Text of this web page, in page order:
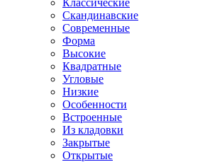
Классические
Скандинавские
Современные
Форма
Высокие
Квадратные
Угловые
Низкие
Особенности
Встроенные
Из кладовки
Закрытые
Открытые